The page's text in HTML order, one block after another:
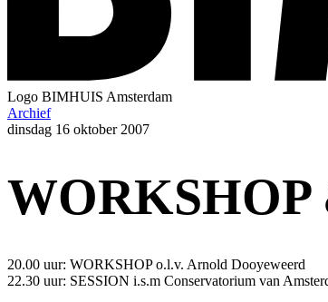
Logo BIMHUIS Amsterdam
Archief
dinsdag 16 oktober 2007
WORKSHOP
20.00 uur: WORKSHOP o.l.v. Arnold Dooyeweerd
22.30 uur: SESSION i.s.m Conservatorium van